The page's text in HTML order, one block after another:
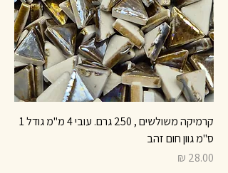
קרמיקה משולשים , 250 גרם. עובי 4 מ"מ גודל 1
ס"מ גוון חום זהב
מחיר